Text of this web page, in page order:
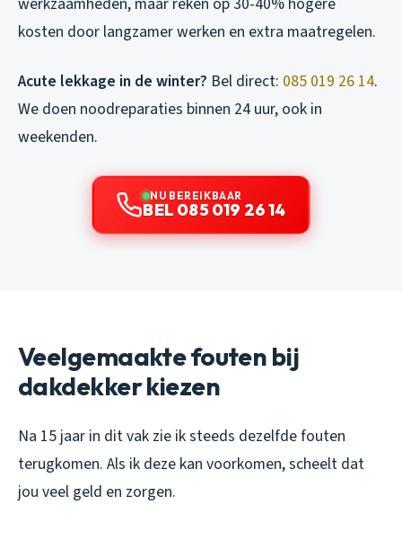
kosten door langzamer werken en extra maatregelen.
Acute lekkage in de winter? Bel direct: 085 019 26 14.
We doen noodreparaties binnen 24 uur, ook in
weekenden.
NU BEREIKBAAR
BEL 085 019 26 14
Veelgemaakte fouten bij
dakdekker kiezen
Na 15 jaar in dit vak zie ik steeds dezelfde fouten
terugkomen. Als ik deze kan voorkomen, scheelt dat
jou veel geld en zorgen.